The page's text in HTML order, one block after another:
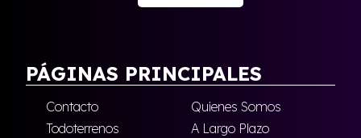
PÁGINAS PRINCIPALES
Contacto
Quienes Somos
Todoterrenos
A Largo Plazo